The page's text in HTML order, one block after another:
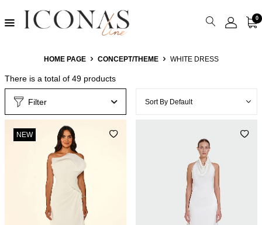
0
HOME PAGE CONCEPT/THEME WHITE DRESS
There is a total of 49 products
Filter
NEW